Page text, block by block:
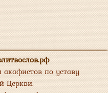
по уставу
Церкви.